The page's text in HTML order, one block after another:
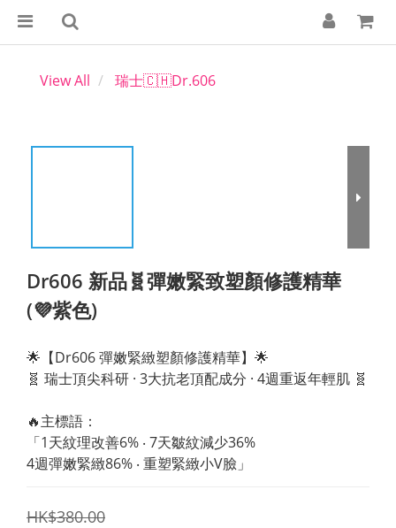
View All 瑞士🇨🇭Dr.606
Dr606 新品🧬彈嫩緊致塑顏修護精華
(💜紫色)
🌟【Dr606 彈嫩緊緻塑顏修護精華】🌟
🧬 瑞士頂尖科研 · 3大抗老頂配成分 · 4週重返年輕肌 🧬
🔥主標語：
「1天紋理改善6% ‧ 7天皺紋減少36%
4週彈嫩緊緻86% ‧ 重塑緊緻小V臉」
HK$380.00